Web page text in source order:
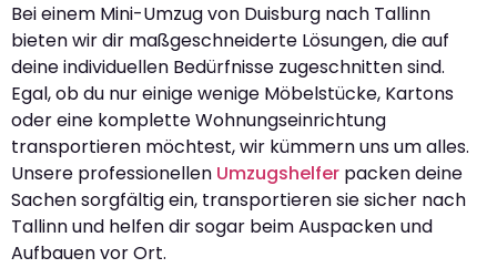
Bei einem Mini-Umzug von Duisburg nach Tallinn
bieten wir dir maßgeschneiderte Lösungen, die auf
deine individuellen Bedürfnisse zugeschnitten sind.
Egal, ob du nur einige wenige Möbelstücke, Kartons
oder eine komplette Wohnungseinrichtung
transportieren möchtest, wir kümmern uns um alles.
Unsere professionellen Umzugshelfer packen deine
Sachen sorgfältig ein, transportieren sie sicher nach
Tallinn und helfen dir sogar beim Auspacken und
Aufbauen vor Ort.